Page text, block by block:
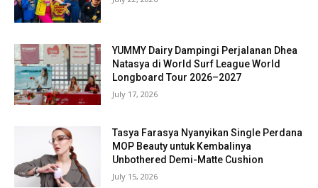
YUMMY Dairy Dampingi Perjalanan Dhea
Natasya di World Surf League World
Longboard Tour 2026–2027
July 17, 2026
Tasya Farasya Nyanyikan Single Perdana
MOP Beauty untuk Kembalinya
Unbothered Demi-Matte Cushion
July 15, 2026